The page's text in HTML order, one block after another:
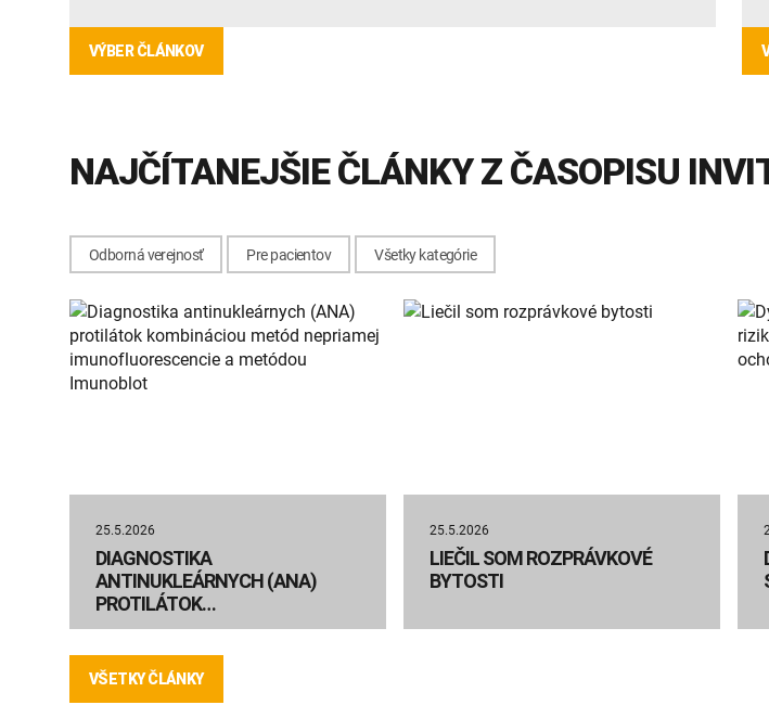
VÝBER ČLÁNKOV
NAJČÍTANEJŠIE ČLÁNKY Z ČASOPISU
Odborná verejnosť Pre pacientov Všetky kategórie
25.5.2026
DIAGNOSTIKA
ANTINUKLEÁRNYCH (ANA)
PROTILÁTOK…
25.5.2026
LIEČIL SOM ROZPRÁVKOVÉ
BYTOSTI
VŠETKY ČLÁNKY